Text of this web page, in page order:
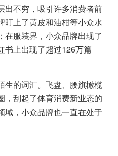
出不穷，吸引许多消费者前
盯上了黄皮和油柑等小众水
在服装界，小众品牌出现了
书上出现了超过126万篇
生的词汇。飞盘、腰旗橄榄
，刮起了体育消费新业态的
域，小众品牌也一直在处于